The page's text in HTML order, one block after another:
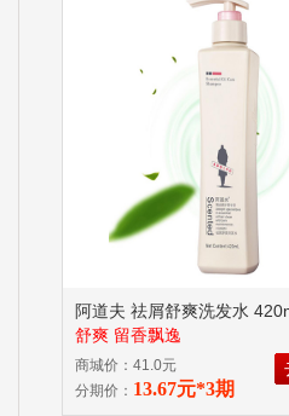
阿道夫 祛屑舒爽洗发水
舒爽 留香飘逸
商城价：41.0元
分期价： 13.67元*3期